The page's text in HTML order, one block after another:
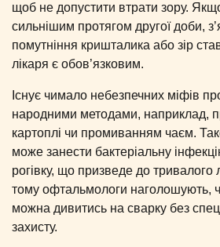
щоб не допустити втрати зору.
сильнішим протягом другої доби,
помутніння кришталика або зір
лікаря є обов’язковим.
Існує чимало небезпечних міфів
народними методами, наприклад,
картоплі чи промиванням чаєм.
може занести бактеріальну
рогівку, що призведе до тривалого
тому офтальмологи наголошують,
можна дивитись на сварку без
захисту.